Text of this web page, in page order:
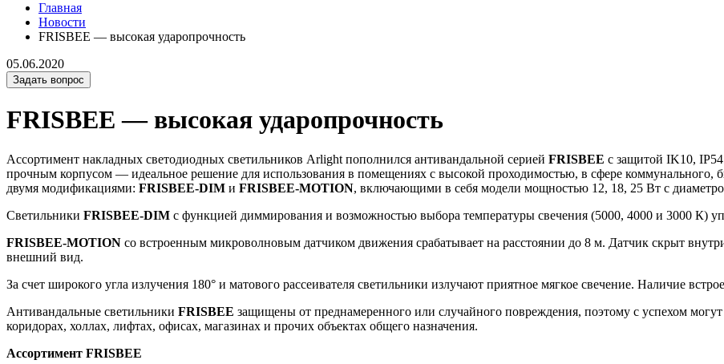
Главная
Новости
FRISBEE — высокая ударопрочность
05.06.2020
Задать вопрос
FRISBEE — высокая ударопрочность
Ассортимент накладных светодиодных светильников Arlight пополнился антивандальной серией FRISBEE с защитой IK10,
прочным корпусом — идеальное решение для использования в помещениях с высокой проходимостью, в сфере коммунального,
двумя модификациями: FRISBEE-DIM и FRISBEE-MOTION, включающими в себя модели мощностью 12, 18, 25 Вт с
Светильники FRISBEE-DIM с функцией диммирования и возможностью выбора температуры свечения (5000, 4000 и 3000 К)
FRISBEE-MOTION со встроенным микроволновым датчиком движения срабатывает на расстоянии до 8 м. Датчик скрыт
внешний вид.
За счет широкого угла излучения 180° и матового рассеивателя светильники излучают приятное мягкое свечение. Наличие
Антивандальные светильники FRISBEE защищены от преднамеренного или случайного повреждения, поэтому с успехом
коридорах, холлах, лифтах, офисах, магазинах и прочих объектах общего назначения.
Ассортимент FRISBEE